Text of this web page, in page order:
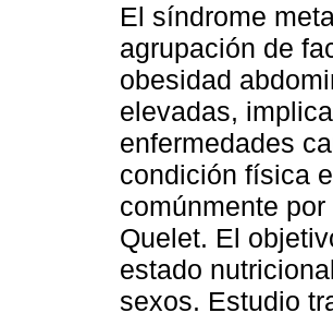
El síndrome
agrupación de
obesidad
elevadas,
enfermedades
condición física
comúnmente
Quelet. El
estado
sexos. Estudio